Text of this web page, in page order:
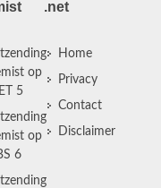
op
5
op
6
.net
Home
Privacy
Contact
Disclaimer